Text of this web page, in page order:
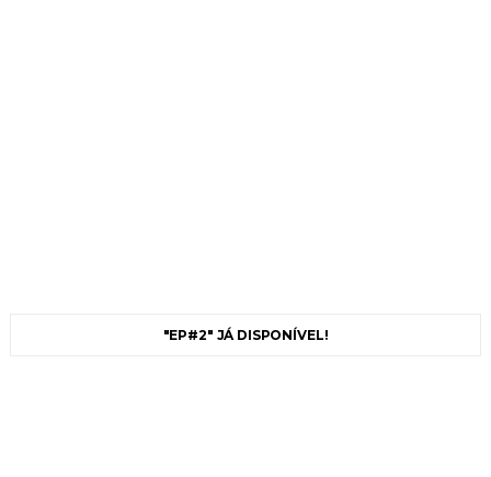
"EP#2" JÁ DISPONÍVEL!